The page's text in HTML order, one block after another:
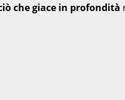
che giace in profondità